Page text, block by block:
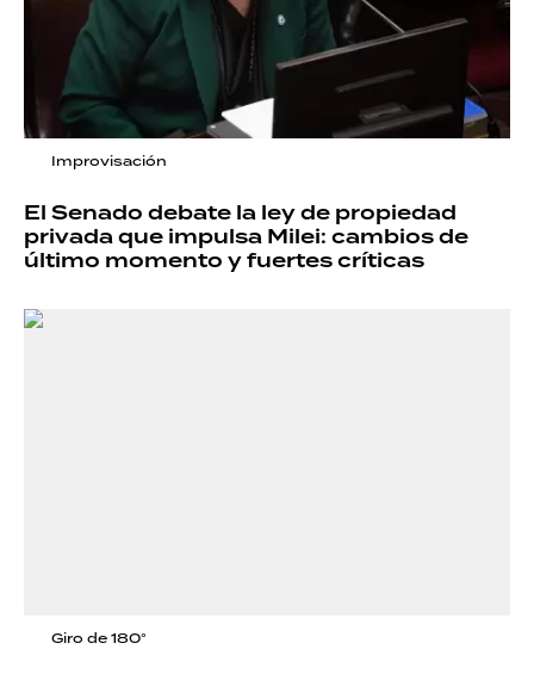
Improvisación
El Senado debate la ley de propiedad
privada que impulsa Milei: cambios de
último momento y fuertes críticas
Giro de 180°